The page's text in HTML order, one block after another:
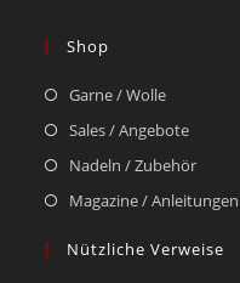
Shop
Garne / Wolle
Sales / Angebote
Nadeln / Zubehör
Magazine / Anleitungen
Nützliche Verweise